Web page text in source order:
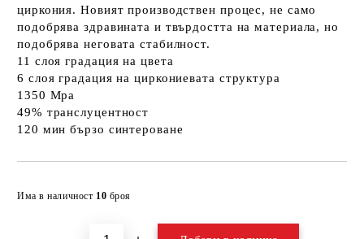
циркония. Новият производствен процес, не само
подобрява здравината и твърдостта на материала, но
подобрява неговата стабилност.
11 слоя градация на цвета
6 слоя градация на циркониевата структура
1350 Mpa
49% транслуцентност
120 мин бързо синтероване
Има в наличност 10 броя